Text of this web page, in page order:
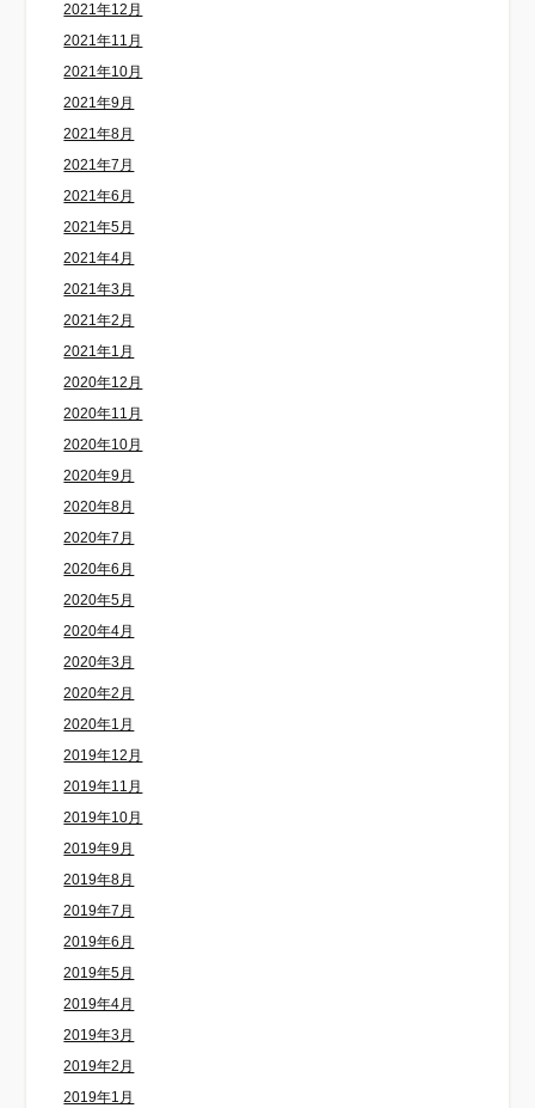
2021年12月
2021年11月
2021年10月
2021年9月
2021年8月
2021年7月
2021年6月
2021年5月
2021年4月
2021年3月
2021年2月
2021年1月
2020年12月
2020年11月
2020年10月
2020年9月
2020年8月
2020年7月
2020年6月
2020年5月
2020年4月
2020年3月
2020年2月
2020年1月
2019年12月
2019年11月
2019年10月
2019年9月
2019年8月
2019年7月
2019年6月
2019年5月
2019年4月
2019年3月
2019年2月
2019年1月